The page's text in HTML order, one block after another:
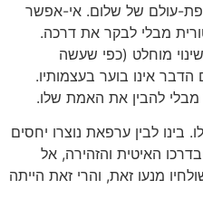
עולם של שלום. אי-אפשר
מבלי לבקר את דרכה.
מוחלט (כפי שעשה
אינו בוער בעצמותיו.
להבין את האמת שלו.
לבין ערפאת נוצרו יחסים
האיטית והזהירה, אל
מנעו זאת, והרי זאת הייתה